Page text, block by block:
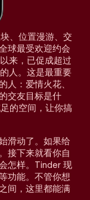
、位置漫游、交
球最受欢迎约会
来，已促成超过
人。这是最重要
人：爱情火花、
交友目标是什
的空间，让你搞
滑动了。如果给
接下来就看你自
怎样。Tinder 现
功能。不管你想
间，这里都能满